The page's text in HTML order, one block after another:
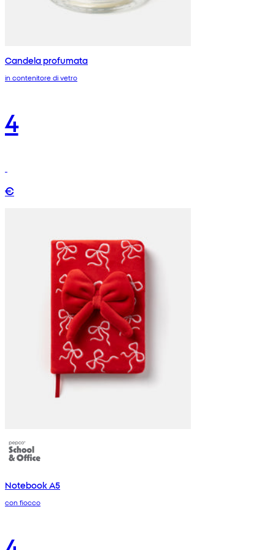
Candela profumata
in contenitore di vetro
4
€
Notebook A5
con fiocco